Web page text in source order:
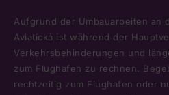
zum
Aufgrund der Umbauarbeiten an
Aviatická ist während der
Verkehrsbehinderungen und
zum Flughafen zu rechnen.
rechtzeitig zum Flughafen oder